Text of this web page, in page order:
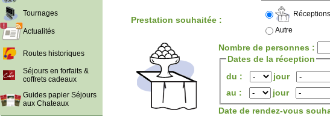
Tournages
Actualités
Routes historiques
Séjours en forfaits &
coffrets cadeaux
Guides papier Séjours
aux Chateaux
Prestation souhaitée :
Réceptions
Autre
Nombre de personnes :
Dates de la réception
du :
jour
au :
jour
Date de rendez-vous